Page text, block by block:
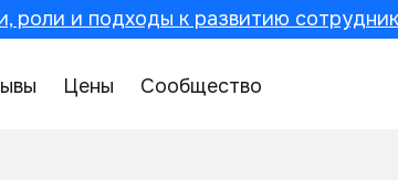
роли и подходы к развитию
Цены Сообщество